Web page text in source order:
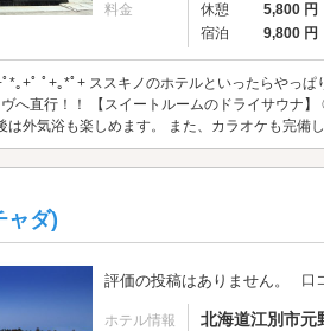
料金 休憩 5,800 円
宿泊
9,800 円
ﾟ*｡+ﾟ ﾟ+｡*ﾟ+ ススキノのホテルといったらやっ
へ直行！！ 【スイートルームのドライサウナ
は外気浴も楽しめます。 また、カラオケも完備
ャダ)
評価の投稿はありません。 口
ホテル情報
北海道江別市元